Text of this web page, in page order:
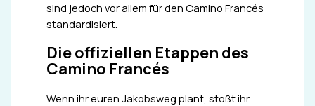
sind jedoch vor allem für den Camino Francés
standardisiert.
Die offiziellen Etappen des
Camino Francés
Wenn ihr euren Jakobsweg plant, stoßt ihr